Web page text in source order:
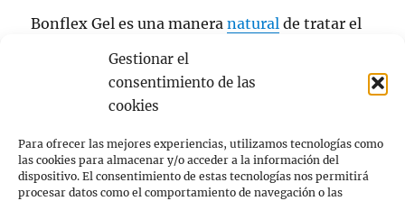
Gestionar el
consentimiento de las
cookies
Para ofrecer las mejores experiencias, utilizamos tecnologías como
las cookies para almacenar y/o acceder a la información del
dispositivo. El consentimiento de estas tecnologías nos permitirá
procesar datos como el comportamiento de navegación o las
Bonflex Gel es una maneranatural de tratar el
dolor de nuestras articulaciones.
Este artículo ha sido elaborado a partir de
laboratorio: Mayla Phama.